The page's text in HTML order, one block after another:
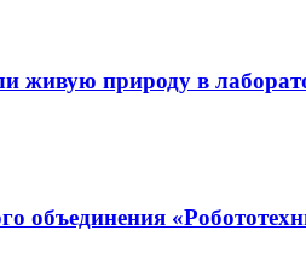
живую природу в
объединения